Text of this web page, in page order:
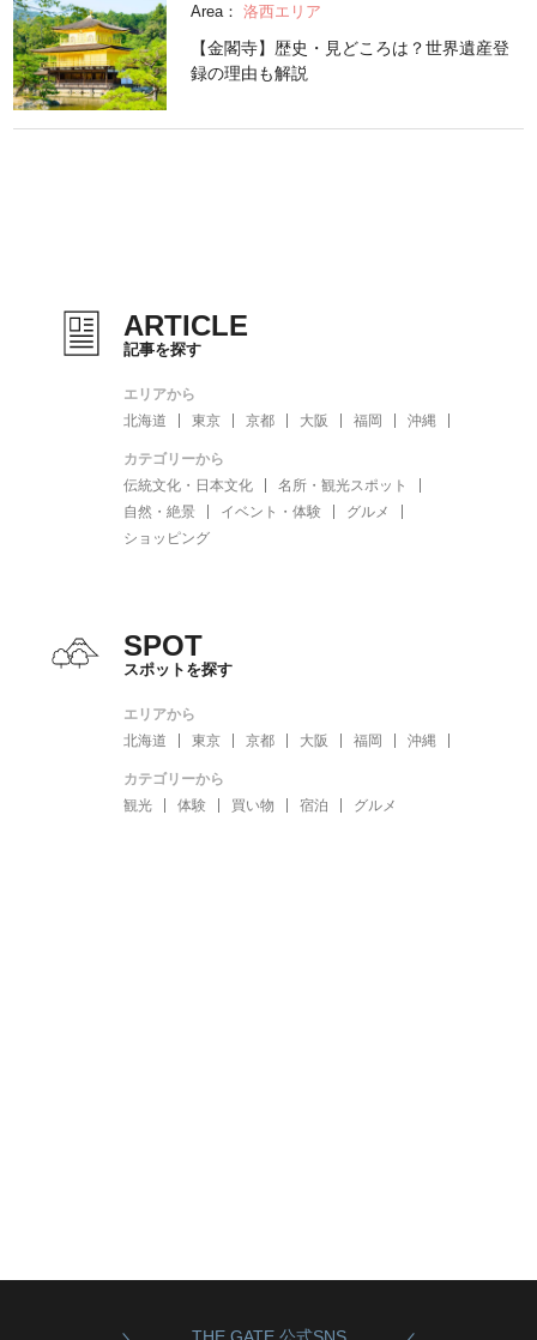
Area： 洛西エリア
【金閣寺】歴史・見どころは？世界遺産登
録の理由も解説
ARTICLE
記事を探す
エリアから
北海道
東京 京都 大阪 福岡 沖縄
カテゴリーから
伝統文化・日本文化
名所・観光スポット
自然・絶景
イベント・体験
グルメ
ショッピング
SPOT
スポットを探す
エリアから
北海道
東京 京都 大阪 福岡 沖縄
カテゴリーから
観光
体験 買い物 宿泊 グルメ